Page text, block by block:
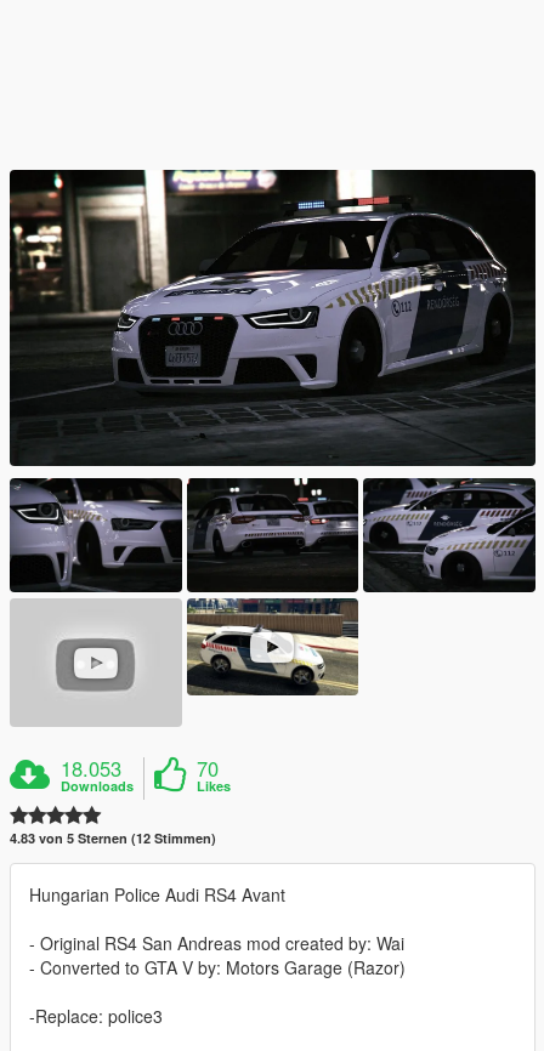
18.053
Downloads
70
Likes
4.83 von 5 Sternen (12 Stimmen)
Hungarian Police Audi RS4 Avant
- Original RS4 San Andreas mod created by: Wai
- Converted to GTA V by: Motors Garage (Razor)
-Replace: police3